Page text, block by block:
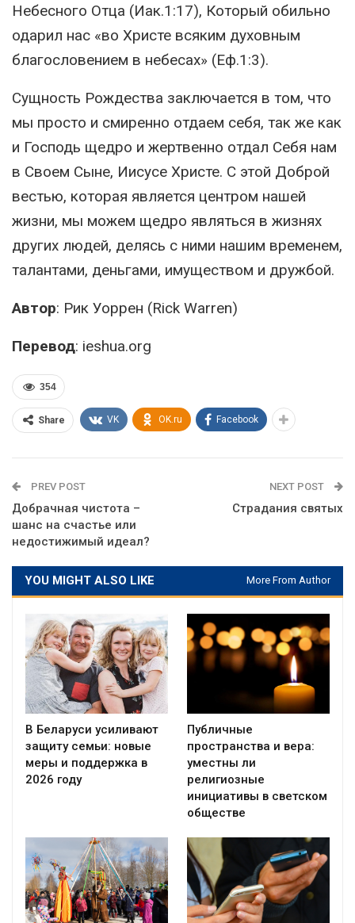
Небесного Отца (Иак.1:17), Который обильно
одарил нас «во Христе всяким духовным
благословением в небесах» (Еф.1:3).
Сущность Рождества заключается в том, что
мы просто и смиренно отдаем себя, так же как
и Господь щедро и жертвенно отдал Себя нам
в Своем Сыне, Иисусе Христе. С этой Доброй
вестью, которая является центром нашей
жизни, мы можем щедро являться в жизнях
других людей, делясь с ними нашим временем,
талантами, деньгами, имуществом и дружбой.
Автор: Рик Уоррен (Rick Warren)
Перевод: ieshua.org
354
Share VK OK.ru Facebook
PREV POST
Добрачная чистота –
шанс на счастье или
недостижимый идеал?
NEXT POST
Страдания святых
YOU MIGHT ALSO LIKE More From Author
В Беларуси усиливают
защиту семьи: новые
меры и поддержка в
2026 году
Публичные
пространства и вера:
уместны ли
религиозные
инициативы в светском
обществе